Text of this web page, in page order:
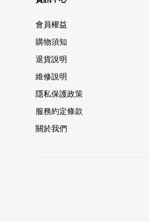
會員權益
購物須知
退貨說明
維修說明
隱私保護政策
服務約定條款
關於我們